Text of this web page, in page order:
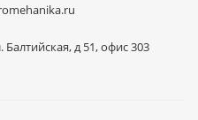
Балтийская, д 51, офис 303